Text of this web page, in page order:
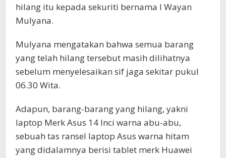
hilang itu kepada sekuriti bernama I Wayan
Mulyana.
Mulyana mengatakan bahwa semua barang
yang telah hilang tersebut masih dilihatnya
sebelum menyelesaikan sif jaga sekitar pukul
06.30 Wita.
Adapun, barang-barang yang hilang, yakni
laptop Merk Asus 14 Inci warna abu-abu,
sebuah tas ransel laptop Asus warna hitam
yang didalamnya berisi tablet merk Huawei